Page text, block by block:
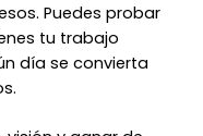
Puedes probar
tu trabajo
día se convierta